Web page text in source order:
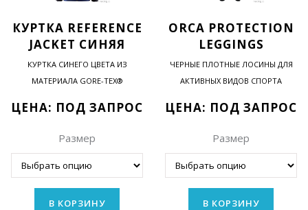
КУРТКА REFERENCE
JACKET СИНЯЯ
КУРТКА СИНЕГО ЦВЕТА ИЗ
МАТЕРИАЛА GORE-TEX®
ЦЕНА: ПОД ЗАПРОС
Размер
В КОРЗИНУ
ORCA PROTECTION
LEGGINGS
ЧЕРНЫЕ ПЛОТНЫЕ ЛОСИНЫ ДЛЯ
АКТИВНЫХ ВИДОВ СПОРТА
ЦЕНА: ПОД ЗАПРОС
Размер
В КОРЗИНУ